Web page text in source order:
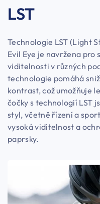
LST
Technologie LST (Light
Evil Eye je navržena
viditelnosti v různých
technologie pomáhá
kontrast, což umožňuje
čočky s technologií LST
styl, včetně řízení a
vysoká viditelnost a
paprsky.